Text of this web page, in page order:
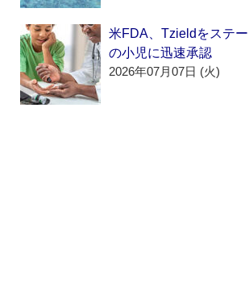
米FDA、Tzieldをステ
の小児に迅速承認
2026年07月07日 (火)